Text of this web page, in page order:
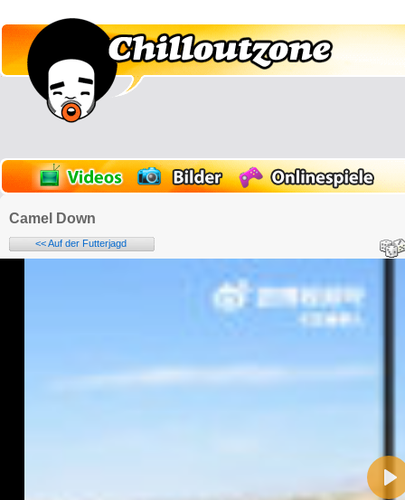
Camel Down
<< Auf der Futterjagd